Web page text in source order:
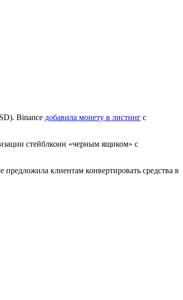
Binance добавила монету в листинг с
стейблкоин «черным ящиком» с
клиентам конвертировать средства в